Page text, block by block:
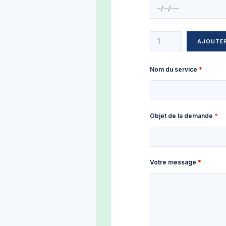
Date des soins
Nom du service
Objet de la demande
Votre message